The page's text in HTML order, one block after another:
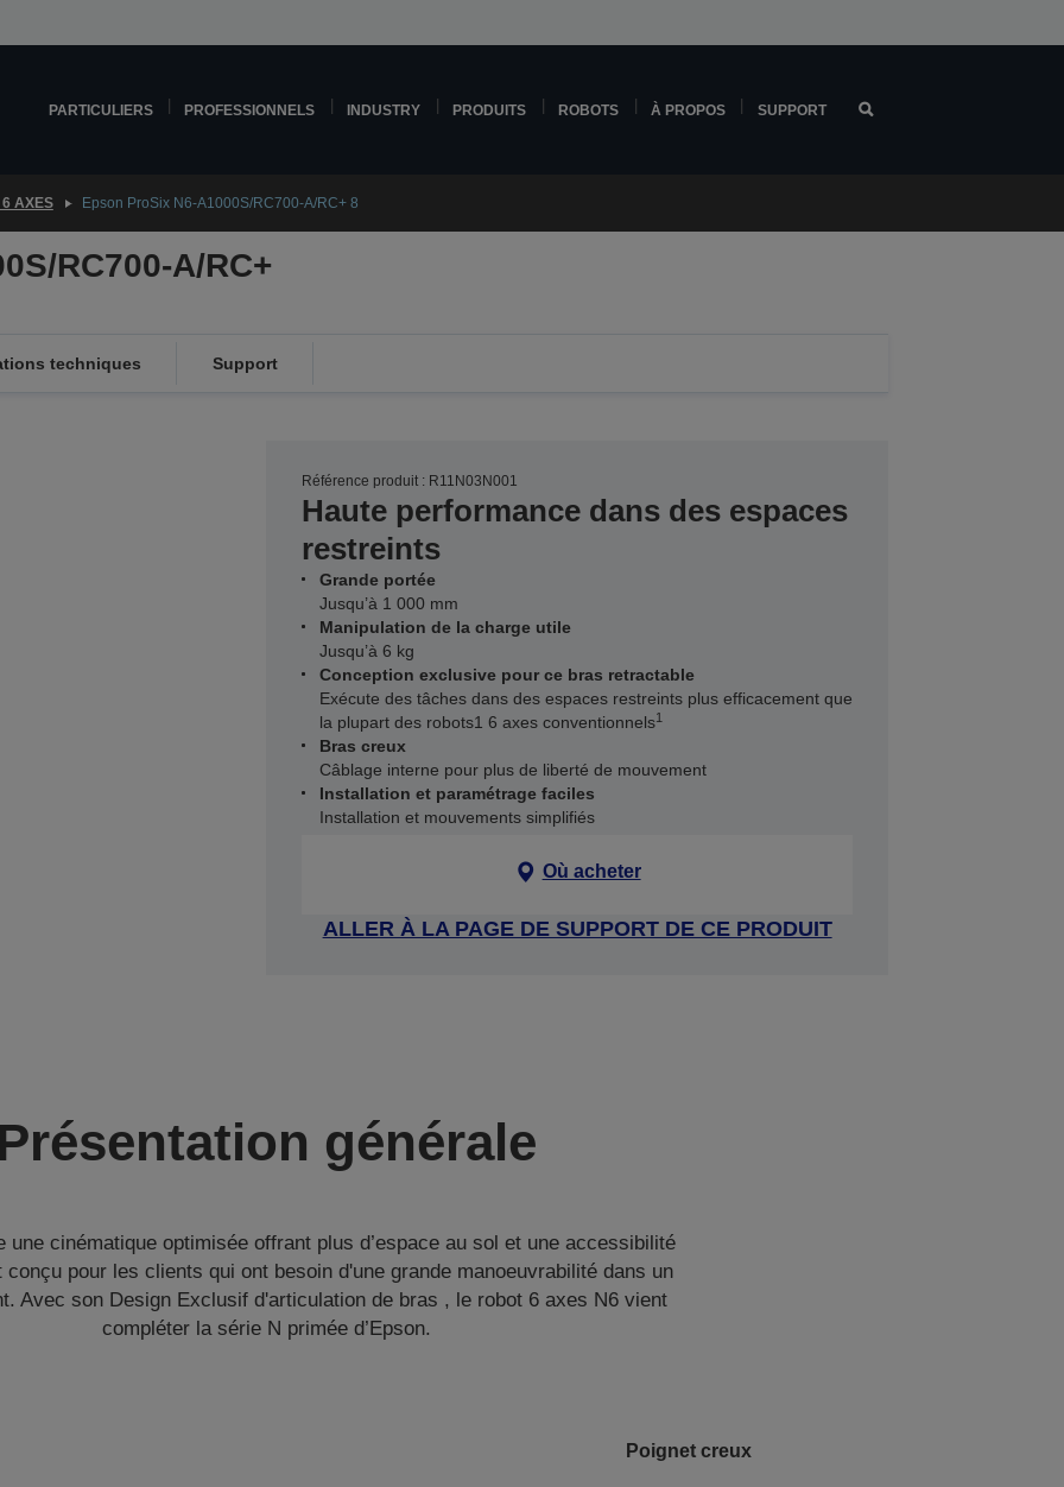
PARTICULIERS PROFESSIONNELS INDUSTRY PRODUITS ROBOTS À PROPOS SUPPORT
AXES Epson ProSix N6-A1000S/RC700-A/RC+ 8
RC700-A/RC+
techniques Support
Référence produit : R11N03N001
Haute performance dans des espaces
restreints
Grande portée
Jusqu’à 1 000 mm
Manipulation de la charge utile
Jusqu’à 6 kg
Conception exclusive pour ce bras retractable
Exécute des tâches dans des espaces restreints plus efficacement que
la plupart des robots1 6 axes conventionnels1
Bras creux
Câblage interne pour plus de liberté de mouvement
Installation et paramétrage faciles
Installation et mouvements simplifiés
Où acheter
ALLER À LA PAGE DE SUPPORT DE CE PRODUIT
générale
une cinématique optimisée offrant plus d’espace au sol et une accessibilité
pour les clients qui ont besoin d'une grande manoeuvrabilité dans un
Avec son Design Exclusif d'articulation de bras , le robot 6 axes N6 vient
compléter la série N primée d’Epson.
Poignet creux